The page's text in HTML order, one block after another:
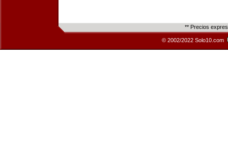
** Precios
© 2002/2022 Solo10.com